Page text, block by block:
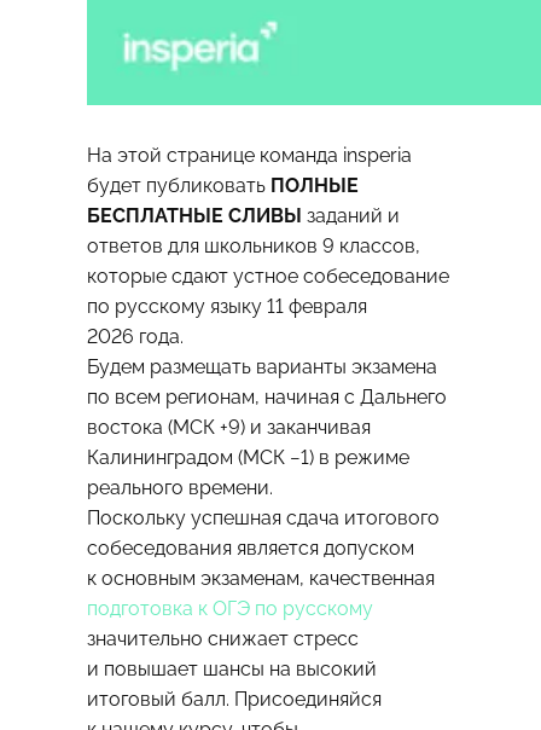
На этой странице команда insperia
будет публиковать ПОЛНЫЕ
БЕСПЛАТНЫЕ СЛИВЫ заданий и
ответов для школьников 9 классов,
которые сдают устное собеседование
по русскому языку 11 февраля
2026 года.
Будем размещать варианты экзамена
по всем регионам, начиная с Дальнего
востока (МСК +9) и заканчивая
Калининградом (МСК −1) в режиме
реального времени.
Поскольку успешная сдача итогового
собеседования является допуском
к основным экзаменам, качественная
подготовка к ОГЭ по русскому
значительно снижает стресс
и повышает шансы на высокий
итоговый балл. Присоединяйся